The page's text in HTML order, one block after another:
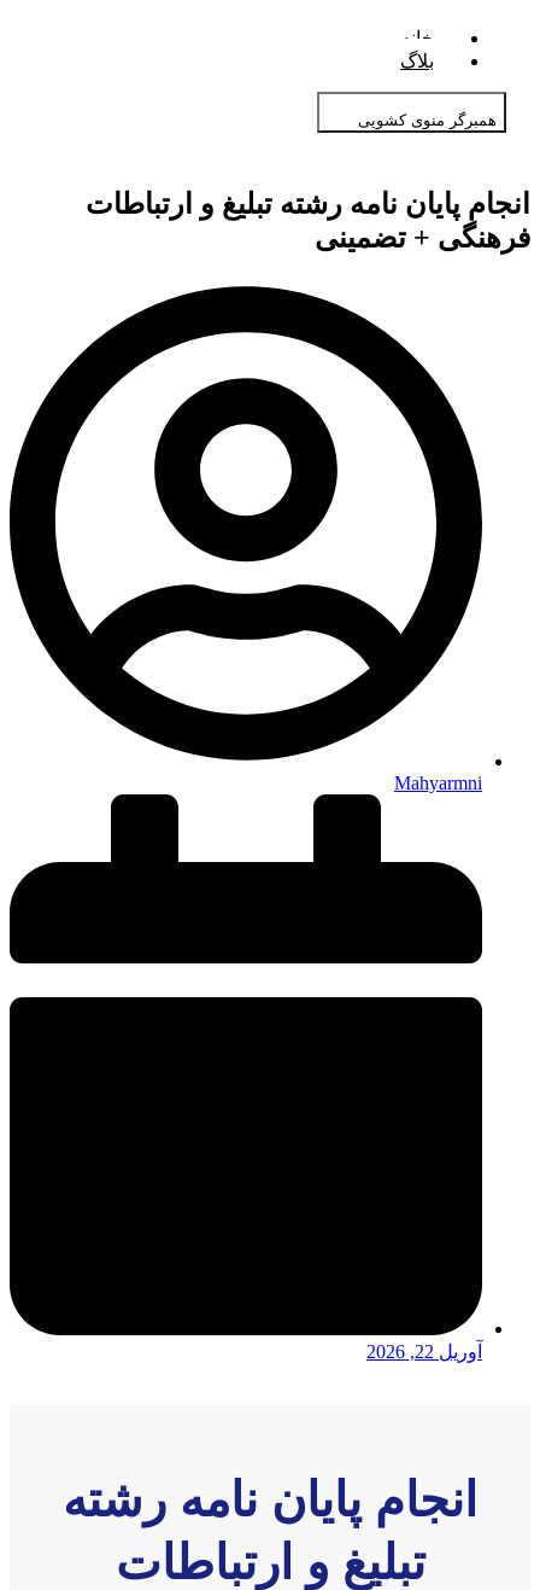
خانه
بلاگ
همبرگر منوی کشویی
انجام پایان نامه رشته تبلیغ و ارتباطات
فرهنگی + تضمینی
Mahyarmni
آوریل 22, 2026
انجام پایان نامه رشته
تبلیغ و ارتباطات